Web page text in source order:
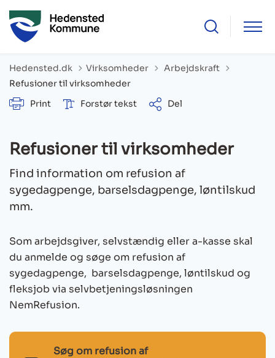
Hedensted.dk Virksomheder Tilbage til
Arbejdskraft
Refusioner til virksomheder
Print
Forstør tekst Del
Refusioner til virksomheder
Find information om refusion af
sygedagpenge, barselsdagpenge, løntilskud
mm.
Som arbejdsgiver, selvstændig eller a-kasse skal
du anmelde og søge om refusion af
sygedagpenge, barselsdagpenge, løntilskud og
fleksjob via selvbetjeningsløsningen
NemRefusion.
Søg om refusion af